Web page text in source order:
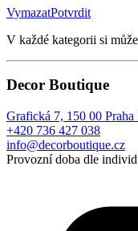
VymazatPotvrdit
V každé kategorii si
Decor Boutique
Grafická 7, 150 00 Praha
+420 736 427 038
info@decorboutique.cz
Provozní doba dle